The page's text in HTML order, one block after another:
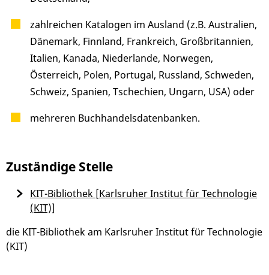
zahlreichen Katalogen im Ausland (z.B. Australien,
Dänemark, Finnland, Frankreich, Großbritannien,
Italien, Kanada, Niederlande, Norwegen,
Österreich, Polen, Portugal, Russland, Schweden,
Schweiz, Spanien, Tschechien, Ungarn, USA) oder
mehreren Buchhandelsdatenbanken.
Zuständige Stelle
die KIT-Bibliothek am Karlsruher Institut für Technologie
(KIT)
KIT-Bibliothek [Karlsruher Institut für Technologie
(KIT)]